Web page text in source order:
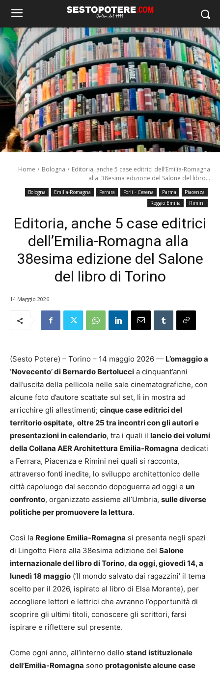
Home Bologna
Editoria, anche 5 case editrici dell’Emilia-Romagna
alla 38esima edizione del Salone del libro...
Bologna Emilia-Romagna Ferrara Forlì - Cesena Parma
Piacenza
Reggio Emilia
Rimini
Editoria, anche 5 case editrici
dell’Emilia-Romagna alla
38esima edizione del Salone
del libro di Torino
14 Maggio 2026
(Sesto Potere) – Torino – 14 maggio 2026 — L’omaggio a
‘Novecento’ di Bernardo Bertolucci a cinquant’anni
dall’uscita della pellicola nelle sale cinematografiche, con
alcune foto d’autore scattate sul set, lì in mostra ad
arricchire gli allestimenti; cinque case editrici del
territorio ospitate, oltre 25 tra incontri con gli autori e
presentazioni in calendario, tra i quali il lancio dei volumi
della Collana AER Architettura Emilia-Romagna dedicati
a Ferrara, Piacenza e Rimini nei quali si racconta,
attraverso fonti inedite, lo sviluppo architettonico delle
città capoluogo dal secondo dopoguerra ad oggi e un
confronto, organizzato assieme all’Umbria, sulle diverse
politiche per promuovere la lettura.
Così la Regione Emilia-Romagna si presenta negli spazi
di Lingotto Fiere alla 38esima edizione del Salone
internazionale del libro di Torino, da oggi, giovedì 14, a
lunedì 18 maggio (‘Il mondo salvato dai ragazzini’ il tema
scelto per il 2026, ispirato al libro di Elsa Morante), per
accogliere lettori e lettrici che avranno l’opportunità di
scoprire gli ultimi titoli, conoscere gli scrittori, farsi
ispirare e riflettere sul presente.
Come ogni anno, all’interno dello stand istituzionale
dell’Emilia-Romagna sono protagoniste alcune case